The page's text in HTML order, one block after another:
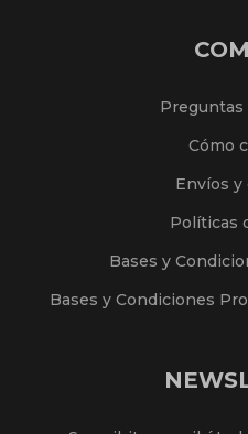
Cómo
Envíos y
Políticas
Bases y
Bases y Condiciones